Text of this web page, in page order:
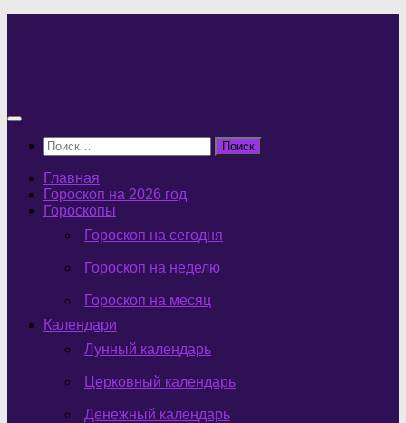
Найти:
Главная
Гороскоп на 2026 год
Гороскопы
Гороскоп на сегодня
Гороскоп на неделю
Гороскоп на месяц
Календари
Лунный календарь
Церковный календарь
Денежный календарь